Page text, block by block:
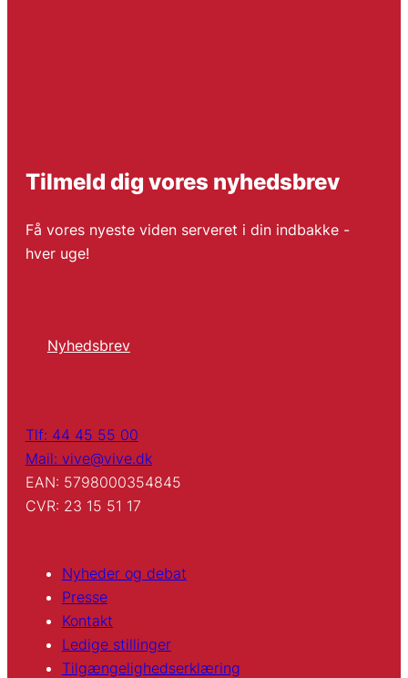
Tilmeld dig vores nyhedsbrev
Få vores nyeste viden serveret i din indbakke -
hver uge!
Nyhedsbrev
Tlf: 44 45 55 00
Mail: vive@vive.dk
EAN: 5798000354845
CVR: 23 15 51 17
Nyheder og debat
Presse
Kontakt
Ledige stillinger
Tilgængelighedserklæring